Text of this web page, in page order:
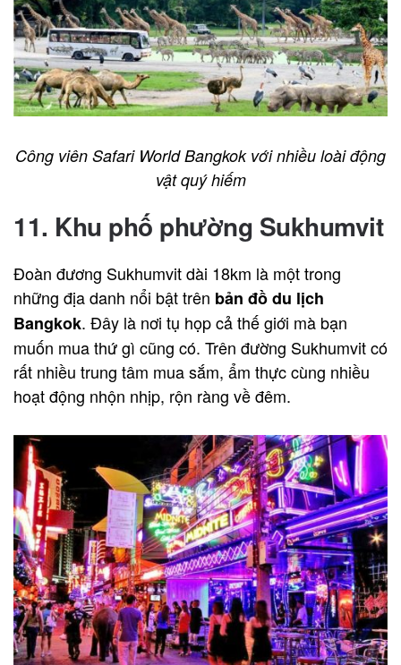
Công viên Safari World Bangkok với nhiều loài động
vật quý hiếm
11. Khu phố phường Sukhumvit
Đoàn đương Sukhumvit dài 18km là một trong
những địa danh nổi bật trên bản đồ du lịch
Bangkok. Đây là nơi tụ họp cả thế giới mà bạn
muốn mua thứ gì cũng có. Trên đường Sukhumvit có
rất nhiều trung tâm mua sắm, ẩm thực cùng nhiều
hoạt động nhộn nhịp, rộn ràng về đêm.